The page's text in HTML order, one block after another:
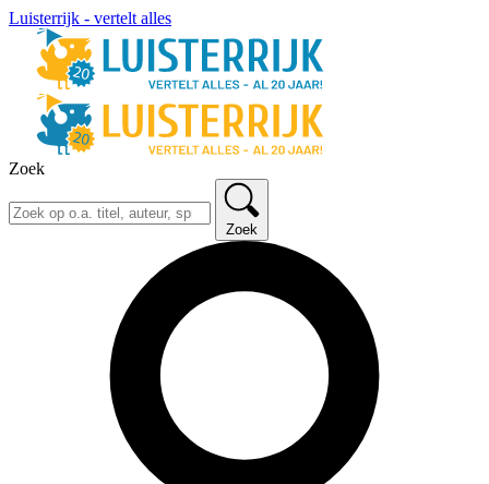
Luisterrijk - vertelt alles
Zoek
Zoek